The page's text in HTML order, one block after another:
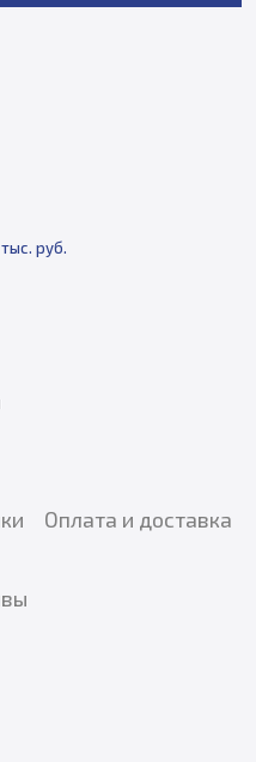
руб.
Оплата и доставка